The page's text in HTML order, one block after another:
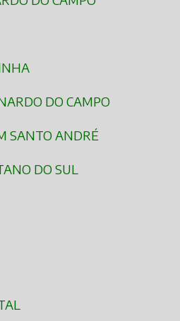
DO CAMPO
SANTO ANDRÉ
DO SUL